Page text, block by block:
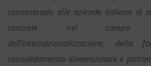
consentendo alle aziende italiane di
concrete nel campo
dell’internazionalizzazione, della
consolidamento dimensionale e